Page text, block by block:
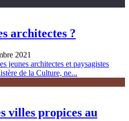
architectes ?
2021
jeunes architectes et paysagistes
de la Culture, ne...
villes propices au